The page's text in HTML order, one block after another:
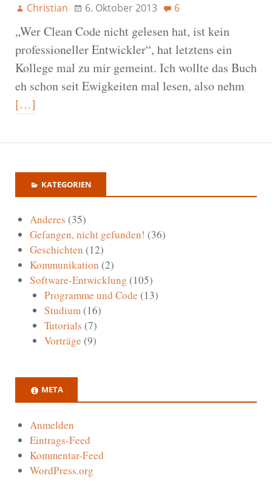
Christian 6. Oktober 2013 6
„Wer Clean Code nicht gelesen hat, ist kein
professioneller Entwickler“, hat letztens ein
Kollege mal zu mir gemeint. Ich wollte das Buch
eh schon seit Ewigkeiten mal lesen, also nehm
[…]
KATEGORIEN
Anderes (35)
Gefangen, nicht gefunden! (36)
Geschichten (12)
Kommunikation (2)
Software-Entwicklung (105)
Programme und Code (13)
Studium(16)
Tutorials (7)
Vorträge (9)
META
Anmelden
Eintrags-Feed
Kommentar-Feed
WordPress.org